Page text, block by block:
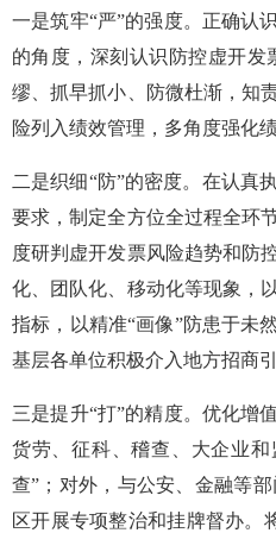
一是筑牢“严”的强度。正确认
的角度，深刻认识防控虚开
缪、抓早抓小、防微杜渐，知
险列入绩效管理，多角度强化
二是织细“防”的密度。在认真
要求，制定全方位全过程全环
度研判虚开发票风险趋势和防
化、团队化、移动化等现象，
指标，以精准“画像”防患于未
基层各单位积极介入地方招商
三是提升“打”的精度。优化增
货劳、征科、稽查、大企业
查”；对外，与公安、金融等
区开展专项整治和挂牌督办。